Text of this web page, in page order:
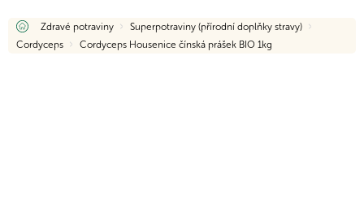
Domů
Zdravé potraviny
Superpotraviny (přírodní doplňky stravy)
Cordyceps
Cordyceps Housenice čínská prášek BIO 1kg